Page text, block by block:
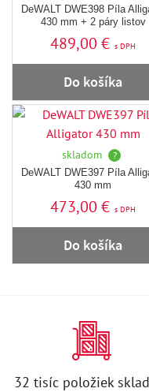
DeWALT DWE398 Píla
430 mm + 2 páry listov
489,00 € s DPH
Do košíka
skladom
?
DeWALT DWE397 Píla
430 mm
473,00 € s DPH
Do košíka
32 tisíc položiek